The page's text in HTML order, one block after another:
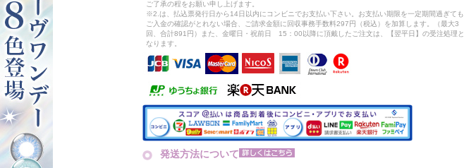
ご了承の程をお願い申し上げます。
※2.は、払込票発行日から14日以内にコンビニでお支払い下さい。お支払い期限を一定期間過ぎても
ご入金の確認がとれない場合、ご請求金額に回収事務手数料297円（税込）を加算します。（最大3
回、合計891円）また、金曜日・祝前日 15：00以降に頂戴したご注文は、【翌平日】の受注処理と
なります。
発送方法について